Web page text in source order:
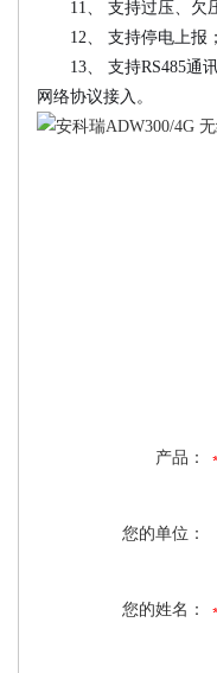
11、 支持过压、欠压
12、 支持停电上报
13、 支持RS485通讯
网络协议接入。
产品：
您的单位：
您的姓名：